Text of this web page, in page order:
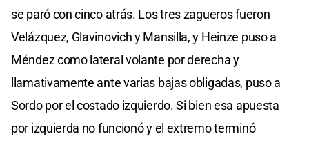
se paró con cinco atrás. Los tres zagueros fueron
Velázquez, Glavinovich y Mansilla, y Heinze puso a
Méndez como lateral volante por derecha y
llamativamente ante varias bajas obligadas, puso a
Sordo por el costado izquierdo. Si bien esa apuesta
por izquierda no funcionó y el extremo terminó